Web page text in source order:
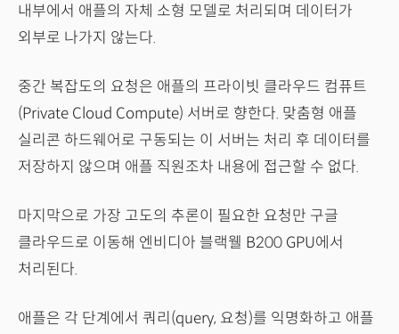
내부에서 애플의 자체 소형 모델로 처리되며 데이터가
외부로 나가지 않는다.
중간 복잡도의 요청은 애플의 프라이빗 클라우드 컴퓨트
(Private Cloud Compute) 서버로 향한다. 맞춤형 애플
실리콘 하드웨어로 구동되는 이 서버는 처리 후 데이터를
저장하지 않으며 애플 직원조차 내용에 접근할 수 없다.
마지막으로 가장 고도의 추론이 필요한 요청만 구글
클라우드로 이동해 엔비디아 블랙웰 B200 GPU에서
처리된다.
애플은 각 단계에서 쿼리(query, 요청)를 익명화하고 애플